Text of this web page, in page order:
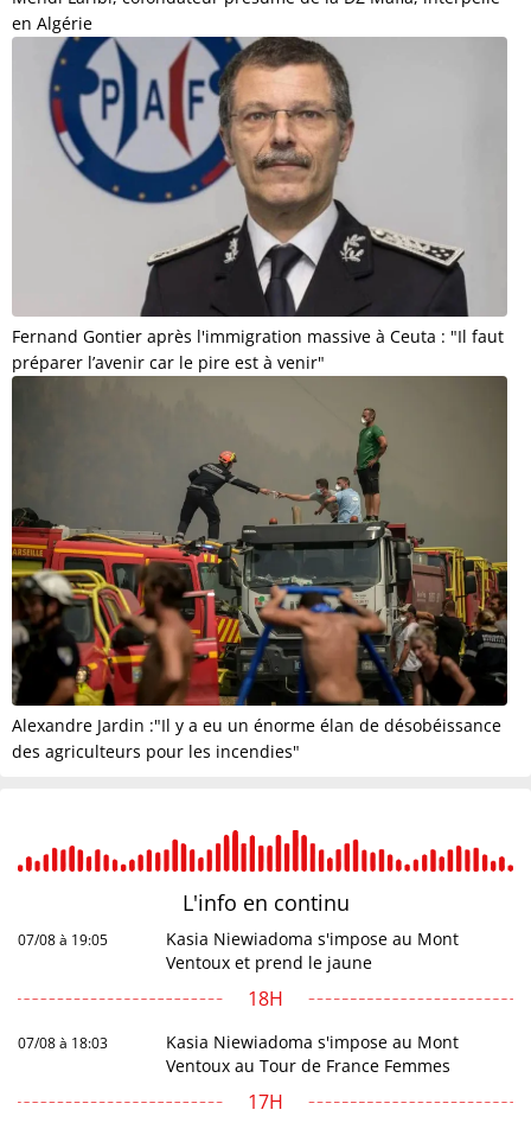
en Algérie
Fernand Gontier après l'immigration massive à Ceuta : "Il faut
préparer l’avenir car le pire est à venir"
Alexandre Jardin :"Il y a eu un énorme élan de désobéissance
des agriculteurs pour les incendies"
L'info en continu
07/08 à 19:05
Kasia Niewiadoma s'impose au Mont
Ventoux et prend le jaune
18H
07/08 à 18:03
Kasia Niewiadoma s'impose au Mont
Ventoux au Tour de France Femmes
17H